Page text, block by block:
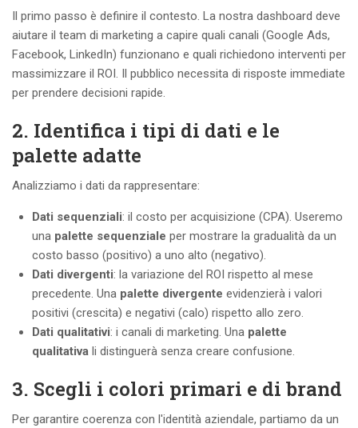
Il primo passo è definire il contesto. La nostra dashboard deve
aiutare il team di marketing a capire quali canali (Google Ads,
Facebook, LinkedIn) funzionano e quali richiedono interventi per
massimizzare il ROI. Il pubblico necessita di risposte immediate
per prendere decisioni rapide.
2. Identifica i tipi di dati e le
palette adatte
Analizziamo i dati da rappresentare:
Dati sequenziali: il costo per acquisizione (CPA). Useremo
una palette sequenziale per mostrare la gradualità da un
costo basso (positivo) a uno alto (negativo).
Dati divergenti: la variazione del ROI rispetto al mese
precedente. Una palette divergente evidenzierà i valori
positivi (crescita) e negativi (calo) rispetto allo zero.
Dati qualitativi: i canali di marketing. Una palette
qualitativa li distinguerà senza creare confusione.
3. Scegli i colori primari e di brand
Per garantire coerenza con l'identità aziendale, partiamo da un